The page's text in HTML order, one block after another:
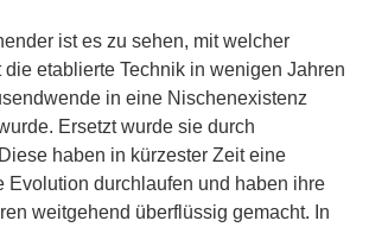
ist es zu sehen, mit welcher
etablierte Technik in wenigen Jahren
in eine Nischenexistenz
Ersetzt wurde sie durch
haben in kürzester Zeit eine
Evolution durchlaufen und haben ihre
weitgehend überflüssig gemacht. In